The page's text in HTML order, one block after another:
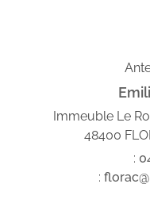
Immeuble Le
48400
:
: